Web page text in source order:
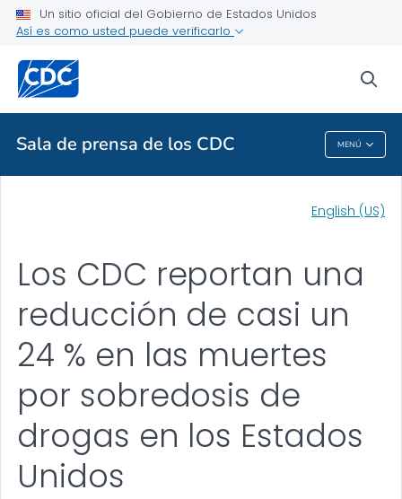
Un sitio oficial del Gobierno de Estados Unidos
Así es como usted puede verificarlo
Sala de prensa de los CDC MENÚ
Artículos
Temas relacionados
Sala De Prensa De Los CDC
English (US)
Los CDC reportan una
reducción de casi un
24 % en las muertes
por sobredosis de
drogas en los Estados
Unidos